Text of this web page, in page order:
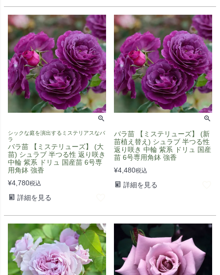
シックな庭を演出するミステリアスなバ
ラ
バラ苗 【ミステリューズ】 (大
苗) シュラブ 半つる性 返り咲き
中輪 紫系 ドリュ 国産苗 6号専
用角鉢 強香
¥4,780税込
詳細を見る
バラ苗 【ミステリューズ】 (新
苗植え替え) シュラブ 半つる性
返り咲き 中輪 紫系 ドリュ 国産
苗 6号専用角鉢 強香
¥4,480税込
詳細を見る